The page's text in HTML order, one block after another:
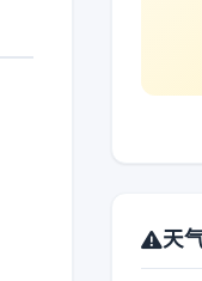
天